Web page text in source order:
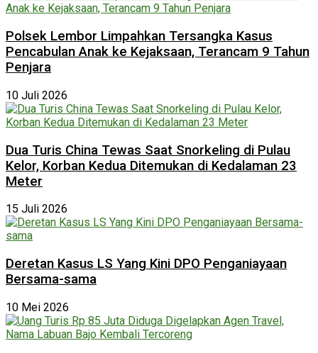
Polsek Lembor Limpahkan Tersangka Kasus
Pencabulan Anak ke Kejaksaan, Terancam 9 Tahun
Penjara
10 Juli 2026
Dua Turis China Tewas Saat Snorkeling di Pulau
Kelor, Korban Kedua Ditemukan di Kedalaman 23
Meter
15 Juli 2026
Deretan Kasus LS Yang Kini DPO Penganiayaan
Bersama-sama
10 Mei 2026